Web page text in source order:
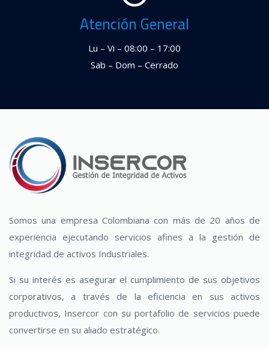
Atención General
Lu – Vi – 08:00 – 17:00
Sab – Dom – Cerrado
Somos una empresa Colombiana con más de 20 años de
experiencia ejecutando servicios afines a la gestión de
integridad de activos Industriales.
Si su interés es asegurar el cumplimiento de sus objetivos
corporativos, a través de la eficiencia en sus activos
productivos, Insercor con su portafolio de servicios puede
convertirse en su aliado estratégico.